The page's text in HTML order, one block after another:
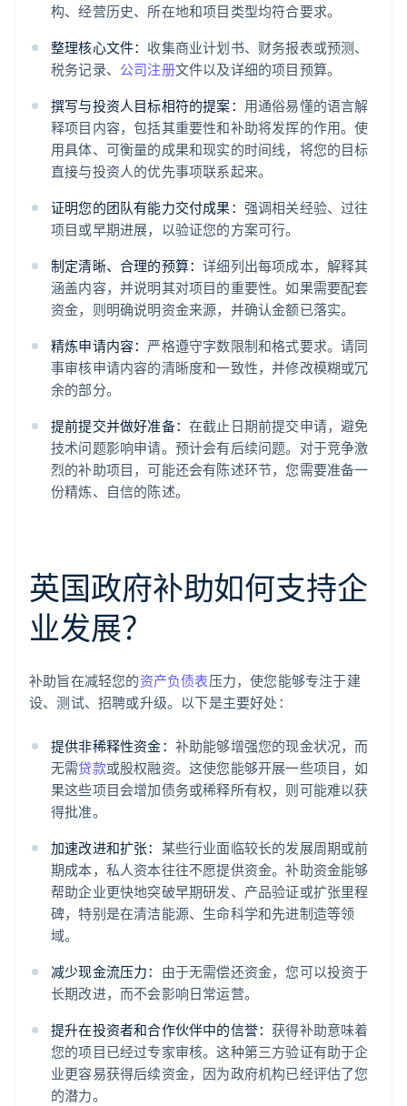
构、经营历史、所在地和项目类型均符合要求。
整理核心文件： 收集商业计划书、财务报表或预测、
税务记录、 公司注册文件以及详细的项目预算。
撰写与投资人目标相符的提案： 用通俗易懂的语言解
释项目内容，包括其重要性和补助将发挥的作用。使
用具体、可衡量的成果和现实的时间线，将您的目标
直接与投资人的优先事项联系起来。
证明您的团队有能力交付成果： 强调相关经验、过往
项目或早期进展，以验证您的方案可行。
制定清晰、合理的预算：详细列出每项成本，解释其
涵盖内容，并说明其对项目的重要性。如果需要配套
资金，则明确说明资金来源，并确认金额已落实。
精炼申请内容： 严格遵守字数限制和格式要求。请同
事审核申请内容的清晰度和一致性，并修改模糊或冗
余的部分。
提前提交并做好准备： 在截止日期前提交申请，避免
技术问题影响申请。预计会有后续问题。对于竞争激
烈的补助项目，可能还会有陈述环节，您需要准备一
份精炼、自信的陈述。
英国政府补助如何支持企
业发展？
补助旨在减轻您的资产负债表压力，使您能够专注于建
设、测试、招聘或升级。以下是主要好处：
提供非稀释性资金： 补助能够增强您的现金状况，而
无需贷款或股权融资。这使您能够开展一些项目，如
果这些项目会增加债务或稀释所有权，则可能难以获
得批准。
加速改进和扩张： 某些行业面临较长的发展周期或前
期成本，私人资本往往不愿提供资金。补助资金能够
帮助企业更快地突破早期研发、产品验证或扩张里程
碑，特别是在清洁能源、生命科学和先进制造等领
域。
减少现金流压力： 由于无需偿还资金，您可以投资于
长期改进，而不会影响日常运营。
提升在投资者和合作伙伴中的信誉：获得补助意味着
您的项目已经过专家审核。这种第三方验证有助于企
业更容易获得后续资金，因为政府机构已经评估了您
的潜力。